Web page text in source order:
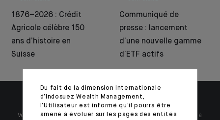
1876–2026 : Crédit
Agricole célèbre 150
ans d’histoire en
Suisse
Communiqué de
presse : lancement
d’une nouvelle gamme
d’ETF actifs
Votre patrimoine est unique et requiert des réponses spécifiques à
Du fait de la dimension internationale
d’Indosuez Wealth Management,
l’Utilisateur est informé qu’il pourra être
amené à évoluer sur les pages des entités